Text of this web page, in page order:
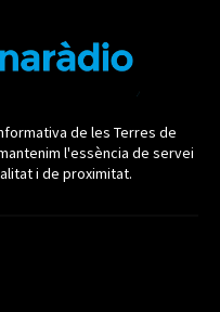
de les Terres de
l'essència de servei
i de proximitat.